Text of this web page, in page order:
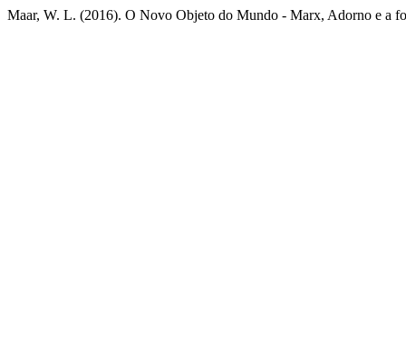
Maar, W. L. (2016). O Novo Objeto do Mundo - Marx, Adorno e a